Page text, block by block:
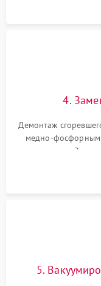
4.
Демонтаж
медно-фосфорным
осушителя.
сломанных
5.